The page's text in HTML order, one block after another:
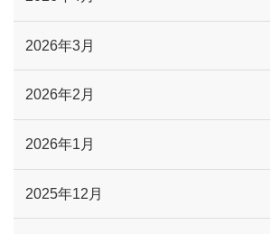
2026年3月
2026年2月
2026年1月
2025年12月